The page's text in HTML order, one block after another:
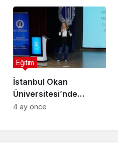
İstanbul Okan
Üniversitesi’nde
Rehberlik Semineri:
Eğitim
4 ay önce